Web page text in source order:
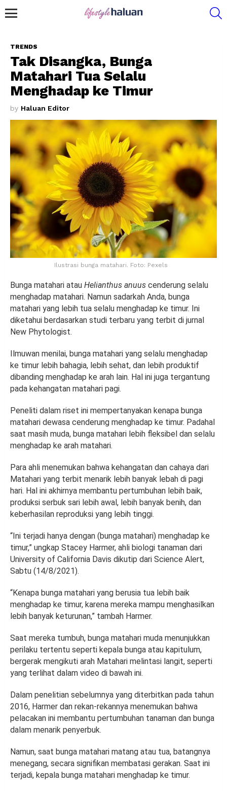
TRENDS
Tak Disangka, Bunga
Matahari Tua Selalu
Menghadap ke Timur
by Haluan Editor
Ilustrasi bunga matahari. Foto: Pexels
Bunga matahari atau Helianthus anuus cenderung selalu
menghadap matahari. Namun sadarkah Anda, bunga
matahari yang lebih tua selalu menghadap ke timur. Ini
diketahui berdasarkan studi terbaru yang terbit di jurnal
New Phytologist.
Ilmuwan menilai, bunga matahari yang selalu menghadap
ke timur lebih bahagia, lebih sehat, dan lebih produktif
dibanding menghadap ke arah lain. Hal ini juga tergantung
pada kehangatan matahari pagi.
Peneliti dalam riset ini mempertanyakan kenapa bunga
matahari dewasa cenderung menghadap ke timur. Padahal
saat masih muda, bunga matahari lebih fleksibel dan selalu
menghadap ke arah matahari.
Para ahli menemukan bahwa kehangatan dan cahaya dari
Matahari yang terbit menarik lebih banyak lebah di pagi
hari. Hal ini akhirnya membantu pertumbuhan lebih baik,
produksi serbuk sari lebih awal, lebih banyak benih, dan
keberhasilan reproduksi yang lebih tinggi.
“Ini terjadi hanya dengan (bunga matahari) menghadap ke
timur,” ungkap Stacey Harmer, ahli biologi tanaman dari
University of California Davis dikutip dari Science Alert,
Sabtu (14/8/2021).
“Kenapa bunga matahari yang berusia tua lebih baik
menghadap ke timur, karena mereka mampu menghasilkan
lebih banyak keturunan,” tambah Harmer.
Saat mereka tumbuh, bunga matahari muda menunjukkan
perilaku tertentu seperti kepala bunga atau kapitulum,
bergerak mengikuti arah Matahari melintasi langit, seperti
yang terlihat dalam video di bawah ini.
Dalam penelitian sebelumnya yang diterbitkan pada tahun
2016, Harmer dan rekan-rekannya menemukan bahwa
pelacakan ini membantu pertumbuhan tanaman dan bunga
dalam menarik penyerbuk.
Namun, saat bunga matahari matang atau tua, batangnya
menegang, secara signifikan membatasi gerakan. Saat ini
terjadi, kepala bunga matahari menghadap ke timur.